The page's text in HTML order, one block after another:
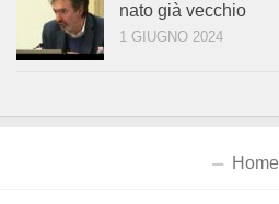
nato già vecchio
1 GIUGNO 2024
Home